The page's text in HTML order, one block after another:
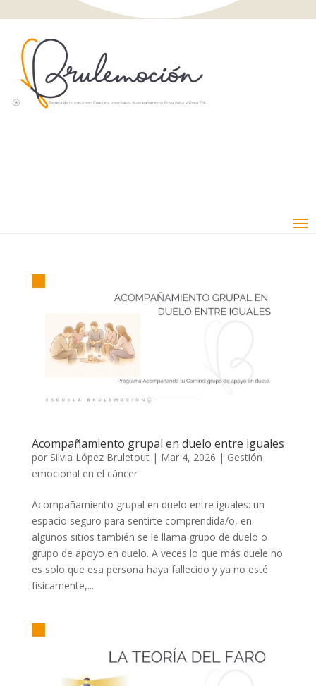
Acompañamiento grupal en duelo entre iguales
por Silvia López Bruletout| Mar 4, 2026 | Gestión
emocional en el cáncer
Acompañamiento grupal en duelo entre iguales: un
espacio seguro para sentirte comprendida/o, en
algunos sitios también se le llama grupo de duelo o
grupo de apoyo en duelo. A veces lo que más duele no
es solo que esa persona haya fallecido y ya no esté
físicamente,...